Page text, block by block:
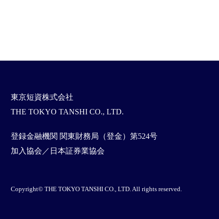
東京短資株式会社
THE TOKYO TANSHI CO., LTD.
登録金融機関 関東財務局（登金）第524号
加入協会／日本証券業協会
Copyright© THE TOKYO TANSHI CO., LTD. All rights reserved.